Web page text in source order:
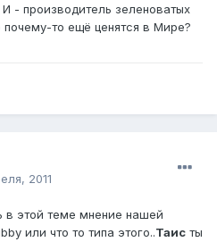
- производитель зеленоватых
то ещё ценятся в Мире?
2011
в этой теме мнение нашей
или что то типа этого..Таис ты